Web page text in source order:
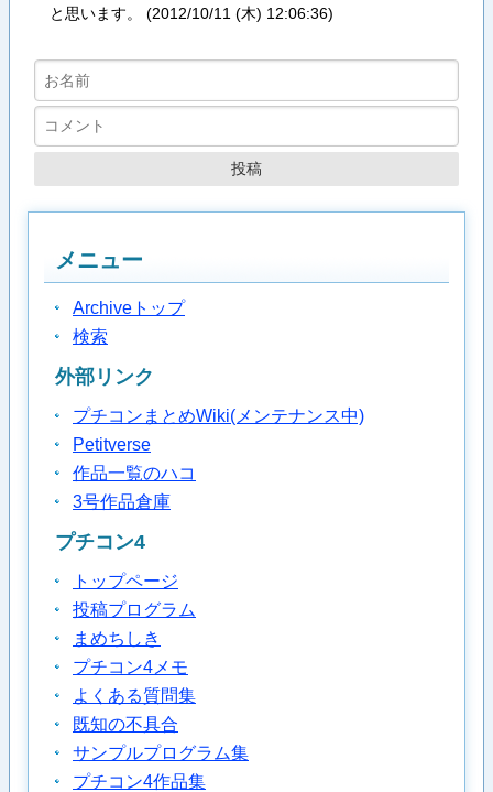
と思います。 (2012/10/11 (木) 12:06:36)
メニュー
Archiveトップ
検索
外部リンク
プチコンまとめWiki(メンテナンス中)
Petitverse
作品一覧のハコ
3号作品倉庫
プチコン4
トップページ
投稿プログラム
まめちしき
プチコン4メモ
よくある質問集
既知の不具合
サンプルプログラム集
プチコン4作品集